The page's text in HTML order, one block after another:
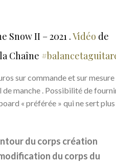
Snow II – 2021 .Vidéo de
Chaîne
sur commande et sur mesure
manche . Possibilité de
« préférée » qui ne sert plus
du corps création
du corps du